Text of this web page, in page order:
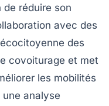
de réduire son
avec des
des
covoiturage et met
les mobilités
analyse